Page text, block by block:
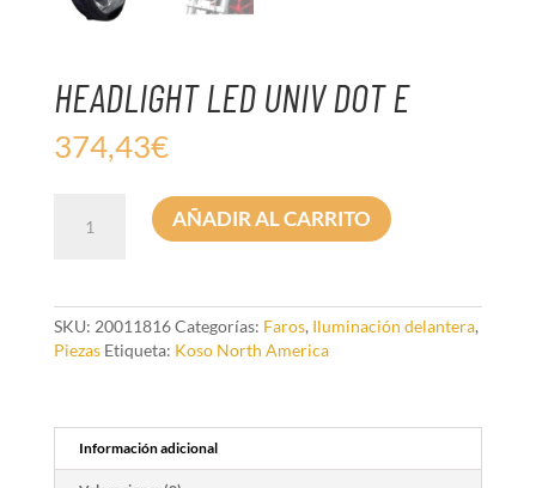
HEADLIGHT LED UNIV DOT E
374,43€
cantidad
AÑADIR AL CARRITO
SKU: 20011816Categorías: Faros, Iluminación delantera,
Piezas Etiqueta: Koso North America
Información adicional